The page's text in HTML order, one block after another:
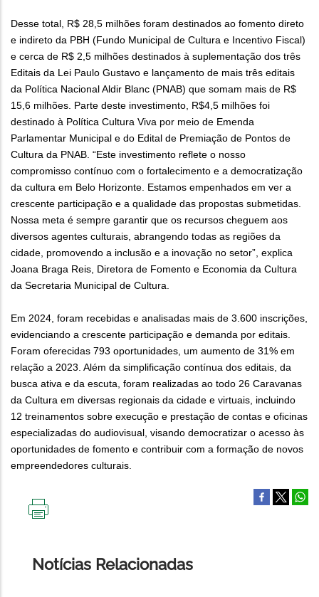
Desse total, R$ 28,5 milhões foram destinados ao fomento direto
e indireto da PBH (Fundo Municipal de Cultura e Incentivo Fiscal)
e cerca de R$ 2,5 milhões destinados à suplementação dos três
Editais da Lei Paulo Gustavo e lançamento de mais três editais
da Política Nacional Aldir Blanc (PNAB) que somam mais de R$
15,6 milhões. Parte deste investimento, R$4,5 milhões foi
destinado à Política Cultura Viva por meio de Emenda
Parlamentar Municipal e do Edital de Premiação de Pontos de
Cultura da PNAB. “Este investimento reflete o nosso
compromisso contínuo com o fortalecimento e a democratização
da cultura em Belo Horizonte. Estamos empenhados em ver a
crescente participação e a qualidade das propostas submetidas.
Nossa meta é sempre garantir que os recursos cheguem aos
diversos agentes culturais, abrangendo todas as regiões da
cidade, promovendo a inclusão e a inovação no setor”, explica
Joana Braga Reis, Diretora de Fomento e Economia da Cultura
da Secretaria Municipal de Cultura.
Em 2024, foram recebidas e analisadas mais de 3.600 inscrições,
evidenciando a crescente participação e demanda por editais.
Foram oferecidas 793 oportunidades, um aumento de 31% em
relação a 2023. Além da simplificação contínua dos editais, da
busca ativa e da escuta, foram realizadas ao todo 26 Caravanas
da Cultura em diversas regionais da cidade e virtuais, incluindo
12 treinamentos sobre execução e prestação de contas e oficinas
especializadas do audiovisual, visando democratizar o acesso às
oportunidades de fomento e contribuir com a formação de novos
empreendedores culturais.
Notícias Relacionadas